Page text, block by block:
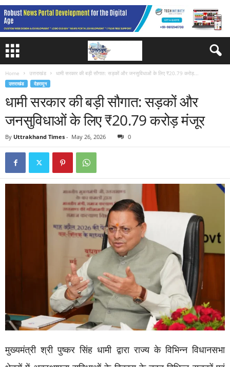
Home उत्तराखंड धामी सरकार की बड़ी सौगात: सड़कों और जनसुविधाओं के लिए ₹20.79 करोड़...
उत्तराखंड देहरादून
धामी सरकार की बड़ी सौगात: सड़कों और
जनसुविधाओं के लिए ₹20.79 करोड़ मंजूर
By Uttrakhand Times - May 26, 2026 0
मुख्यमंत्री श्री पुष्कर सिंह धामी द्वारा राज्य के विभिन्न विधानसभा